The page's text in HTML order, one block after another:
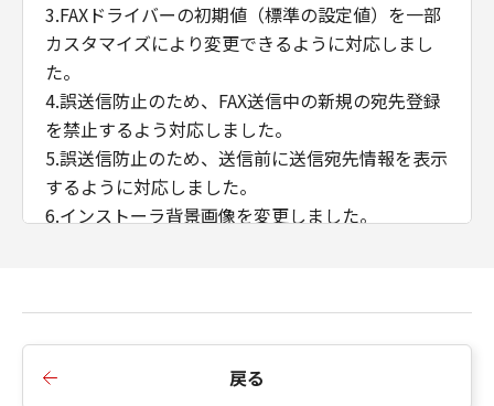
3.FAXドライバーの初期値（標準の設定値）を一部
カスタマイズにより変更できるように対応しまし
た。
4.誤送信防止のため、FAX送信中の新規の宛先登録
を禁止するよう対応しました。
5.誤送信防止のため、送信前に送信宛先情報を表示
するように対応しました。
6.インストーラ背景画像を変更しました。
添付機能を使用可能にしました。
戻る